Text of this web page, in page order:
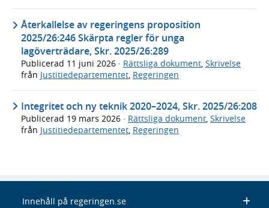
Återkallelse av regeringens proposition
2025/26:246 Skärpta regler för unga
lagöverträdare, Skr. 2025/26:289
Publicerad 11 juni 2026 · Rättsliga dokument, Skrivelse
från Justitiedepartementet, Regeringen
Integritet och ny teknik 2020–2024, Skr. 2025/26:208
Publicerad 19 mars 2026 · Rättsliga dokument, Skrivelse
från Justitiedepartementet, Regeringen
Innehåll på regeringen.se